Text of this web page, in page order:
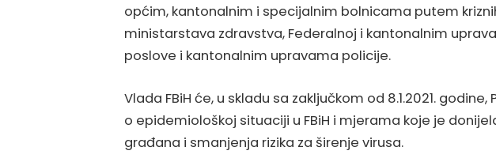
općim, kantonalnim i specijalnim bolnicama putem
ministarstava zdravstva, Federalnoj i kantonalnim
poslove i kantonalnim upravama policije.
Vlada FBiH će, u skladu sa zaključkom od 8.1.2021.
o epidemiološkoj situaciji u FBiH i mjerama koje je
građana i smanjenja rizika za širenje virusa.